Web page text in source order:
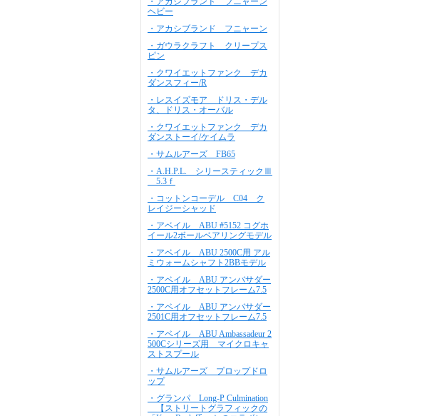
ヘビー
・アカシブランド フニャーン
・ガウラクラフト クリープス
ピン
・クワイエットファンク デカ
ダンスフィー/R
・レスイズモア ドリス・デル
タ、ドリス・オーバル
・クワイエットファンク デカ
ダンストーイ/ケイムラ
・サムルアーズ FB65
・A.H.P.L. シリースティックⅢ
5.3ｆ
・コットンコーデル C04 ク
レイジーシャッド
・アベイル ABU #5152 コグホ
イール2ボールベアリングモデル
・アベイル ABU 2500C用 アル
ミウォームシャフト2BBモデル
・アベイル ABU アンバサダー
2500C用オフセットフレーム7.5
・アベイル ABU アンバサダー
2501C用オフセットフレーム7.5
・アベイル ABU Ambassadeur 2
500Cシリーズ用 マイクロキャ
ストスプール
・サムルアーズ プロップドロ
ップ
・グランパ Long-P Culmination
【ストリートグラフィックの